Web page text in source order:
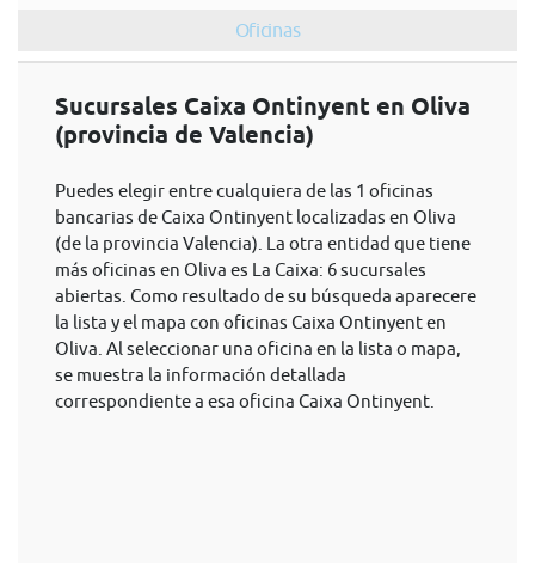
Oficinas
Sucursales Caixa Ontinyent en Oliva
(provincia de Valencia)
Puedes elegir entre cualquiera de las 1 oficinas
bancarias de Caixa Ontinyent localizadas en Oliva
(de la provincia Valencia). La otra entidad que tiene
más oficinas en Oliva es La Caixa: 6 sucursales
abiertas. Como resultado de su búsqueda aparecere
la lista y el mapa con oficinas Caixa Ontinyent en
Oliva. Al seleccionar una oficina en la lista o mapa,
se muestra la información detallada
correspondiente a esa oficina Caixa Ontinyent.